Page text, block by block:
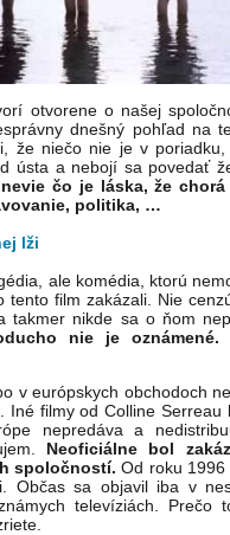
otvorene o našej
dnešný pohľad na
že niečo nie je v
ústa a nebojí sa povedať
čo je láska, že
politika, …
lži
ale komédia, ktorú
tento film zakázali. Nie
takmer nikde sa o ňom
nie je
v európskych obchodoch
Iné filmy od Colline Serreau
nepredáva a
Neoficiálne bol
spoločností. Od roku 1996
Občas sa objavil iba v
televíziách. Prečo